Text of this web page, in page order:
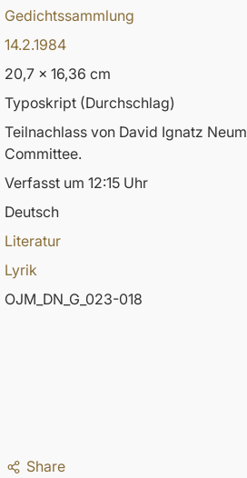
Gedichtssammlung
14.2.1984
20,7 x 16,36 cm
Typoskript (Durchschlag)
Teilnachlass von David Ignatz
Committee.
Verfasst um 12:15 Uhr
Deutsch
Literatur
Lyrik
OJM_DN_G_023-018
Share